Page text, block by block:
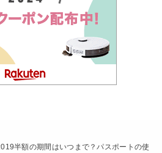
半額の期間はいつまで？パスポートの使